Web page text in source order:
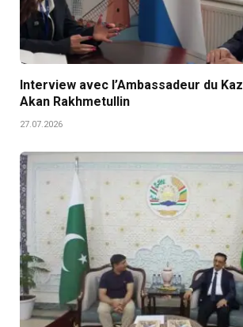
Interview avec l’Ambassadeur du
Akan Rakhmetullin
27.07.2026